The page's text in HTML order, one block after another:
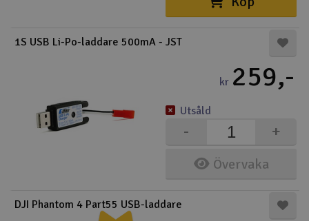
Modellbygg- och byggsatser
Modelljärnväg
Outlet
1S USB Li-Po-laddare 500mA - JST
kr 259,-
Övervaka
+
-
Utsåld
DJI Phantom 4 Part55 USB-laddare